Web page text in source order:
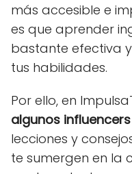
más accesible e
es que aprender
bastante efectiva
tus habilidades.
Por ello, en
algunos influencers
lecciones y
te sumergen en la